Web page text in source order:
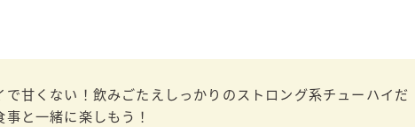
宝酒造
焼酎ハイボール
で甘くない！飲みごたえしっかりのストロング系チューハイだ
事と一緒に楽しもう！